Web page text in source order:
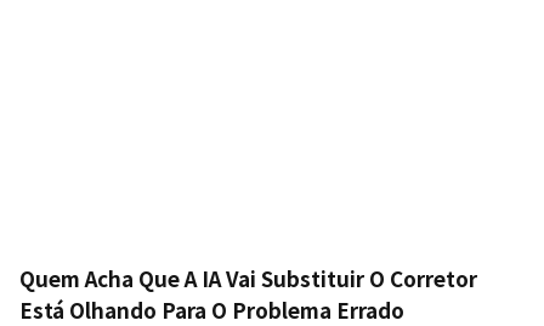
Quem Acha Que A IA Vai Substituir O Corretor
Está Olhando Para O Problema Errado